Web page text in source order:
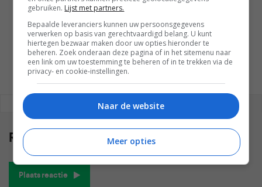
TOM DIJKEMA
Reacties
Plaats reactie
gebruiken. Lijst met partners.
Bepaalde leveranciers kunnen uw persoonsgegevens
verwerken op basis van gerechtvaardigd belang. U kunt
hiertegen bezwaar maken door uw opties hieronder te
beheren. Zoek onderaan deze pagina of in het sitemenu naar
een link om uw toestemming te beheren of in te trekken via de
privacy- en cookie-instellingen.
Naar de website
Meer opties